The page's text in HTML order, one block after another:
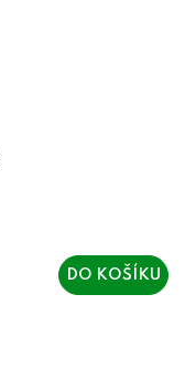
DO KOŠÍKU